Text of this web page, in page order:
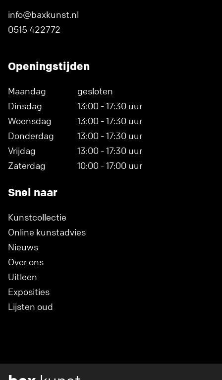
info@baxkunst.nl
0515 422772
Openingstijden
Maandag
gesloten
Dinsdag
13:00 - 17:30 uur
Woensdag
13:00 - 17:30 uur
Donderdag
13:00 - 17:30 uur
Vrijdag
13:00 - 17:30 uur
Zaterdag
10:00 - 17:00 uur
Snel naar
Kunstcollectie
Online kunstadvies
Nieuws
Over ons
Uitleen
Exposities
Lijsten oud